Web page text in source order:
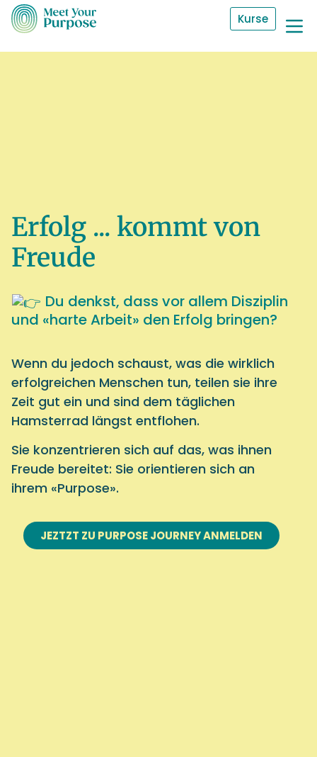
Kurse
Erfolg ... kommt von
Freude
Du denkst, dass vor allem Disziplin
und «harte Arbeit» den Erfolg bringen?
Wenn du jedoch schaust, was die wirklich
erfolgreichen Menschen tun, teilen sie ihre
Zeit gut ein und sind dem täglichen
Hamsterrad längst entflohen.
Sie konzentrieren sich auf das, was ihnen
Freude bereitet: Sie orientieren sich an
ihrem «Purpose».
JEZTZT ZU PURPOSE JOURNEY ANMELDEN